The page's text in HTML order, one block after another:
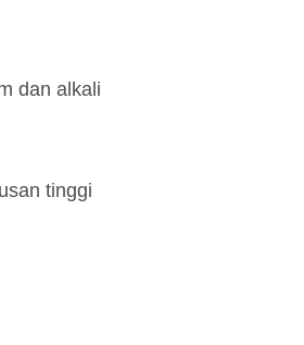
dan alkali
tinggi